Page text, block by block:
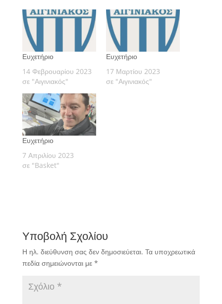
Ευχετήριο
14 Φεβρουαρίου 2023
σε "Αιγινιακός"
Ευχετήριο
17 Μαρτίου 2023
σε "Αιγινιακός"
Ευχετήριο
7 Απριλίου 2023
σε "Basket"
Υποβολή Σχολίου
Η ηλ. διεύθυνση σας δεν δημοσιεύεται. Τα υποχρεωτικά
πεδία σημειώνονται με *